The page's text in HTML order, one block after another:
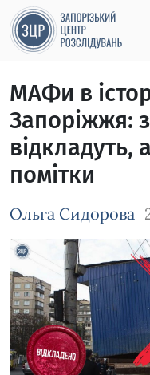
МАФи в
Запоріжжя:
відкладуть,
помітки
Ольга Сидорова
Зображення